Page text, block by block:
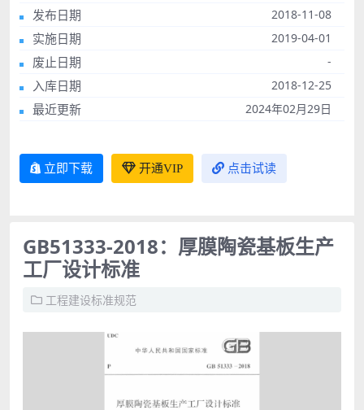
发布日期 2018-11-08
实施日期 2019-04-01
废止日期 -
入库日期 2018-12-25
最近更新 2024年02月29日
立即下载 开通VIP 点击试读
GB51333-2018：厚膜陶瓷基板生产
工厂设计标准
工程建设标准规范